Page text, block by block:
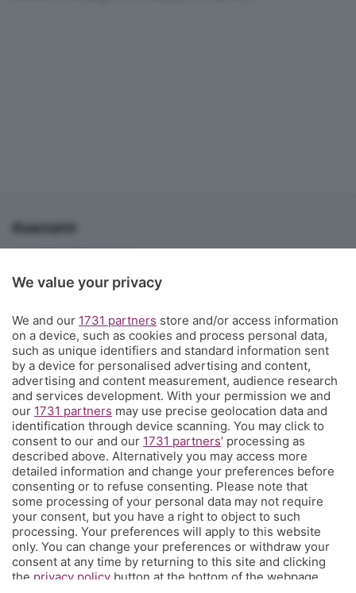
Contatti
abbonati!
L'Eco di Bergamo presenta Corner
È l'angolo dei tifosi dell'Atalanta costa meno di un caffè a settimana
e ti propone una visione sul mondo del calcio e della tua squadra del
cuore che non hai mai avuto prima, con contenuti inediti, analisi
tecniche ematch analysis , i racconti di Glenn Stromberg dall'Europa,
l'amarcorde molto altro. Se tifi Atalanta, Corner è il posto che fa
per te. Ed è anche un posto in cui puoi parlare direttamente con la
redazione e chiederci quel che vorresti sapere, vedere, leggere.
© COPYRIGHT 2026 - S.E.S.A.A.B. S.p.a. con sede in Viale Papa
Giovanni XXIII, 118 24121 Bergamo - E' vietata la riproduzione
anche parziale
Iscritta al Registro Imprese di Bergamo al n.243762 | Capitale
We value your privacy
We and our 1731 partners store and/or access information
on a device, such as cookies and process personal data,
such as unique identifiers and standard information sent
by a device for personalised advertising and content,
advertising and content measurement, audience research
and services development. With your permission we and
our 1731 partners may use precise geolocation data and
identification through device scanning. You may click to
consent to our and our 1731 partners’ processing as
described above. Alternatively you may access more
detailed information and change your preferences before
consenting or to refuse consenting. Please note that
some processing of your personal data may not require
your consent, but you have a right to object to such
processing. Your preferences will apply to this website
only. You can change your preferences or withdraw your
consent at any time by returning to this site and clicking
the privacy policy button at the bottom of the webpage.